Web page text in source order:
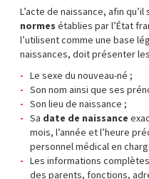
L’acte de naissance, afin qu’il
normes établies par l’État
l’utilisent comme une base
naissances, doit présenter
Le sexe du nouveau-né ;
Son nom ainsi que ses
Son lieu de naissance ;
Sa date de naissance
mois, l’année et l’heure
personnel médical en
Les informations
des parents, fonctions,